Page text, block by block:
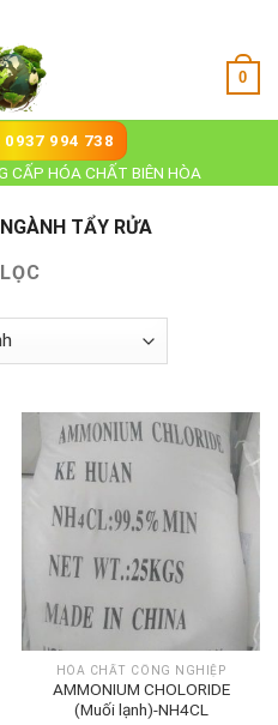
0
0937 994 738
CẤP HÓA CHẤT BIÊN HÒA
NGÀNH TẨY RỬA
LỌC
HÓA CHẤT CÔNG NGHIỆP
AMMONIUM CHOLORIDE
(Muối lạnh)-NH4CL